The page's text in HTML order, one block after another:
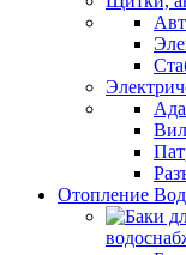
Отопление